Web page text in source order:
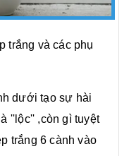
trắng và các phụ
dưới tạo sự hài
''lộc'' ,còn gì tuyệt
trắng 6 cành vào